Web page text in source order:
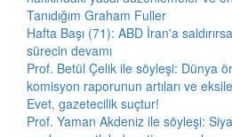
Tanıdığım Graham Fuller
Hafta Başı (71): ABD İran'a
sürecin devamı
Prof. Betül Çelik ile söyleşi: Dünya
komisyon raporunun artıları ve
Evet, gazetecilik suçtur!
Prof. Yaman Akdeniz ile söyleşi: